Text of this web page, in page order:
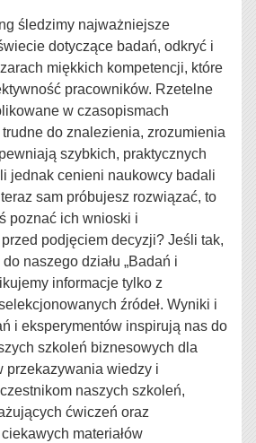
śledzimy najważniejsze
dotyczące badań, odkryć i
miękkich kompetencji, które
pracowników. Rzetelne
w czasopismach
do znalezienia, zrozumienia
szybkich, praktycznych
jednak cenieni naukowcy badali
sam próbujesz rozwiązać, to
poznać ich wnioski i
podjęciem decyzji? Jeśli tak,
naszego działu „Badań i
informacje tylko z
źródeł. Wyniki i
i eksperymentów inspirują nas do
szkoleń biznesowych dla
przekazywania wiedzy i
naszych szkoleń,
ćwiczeń oraz
materiałów